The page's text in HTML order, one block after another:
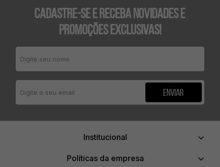
Comentário
ENVIAR
Cadastre-se e receba novidades e
promoções exclusivas!
Enviar
Institucional
Políticas da empresa